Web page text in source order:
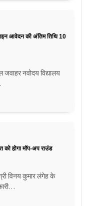
आवेदन की अंतिम तिथि 10
नवोदय विद्यालय
होगा मॉप-अप राउंड
विनय कुमार लंगेह के